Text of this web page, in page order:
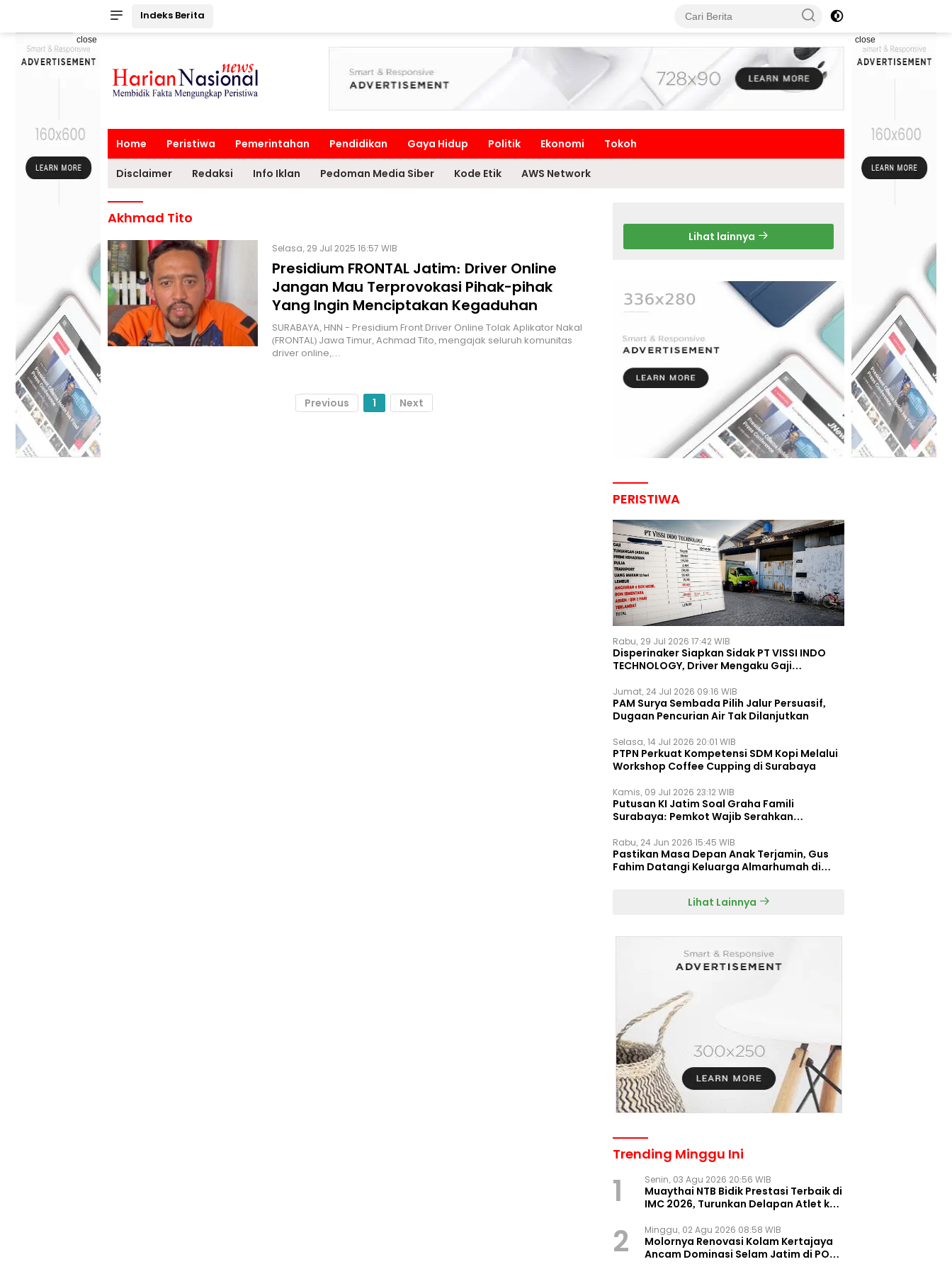
Indeks Berita
close close
Home Peristiwa Pemerintahan Pendidikan Gaya Hidup Politik Ekonomi Tokoh
Disclaimer Redaksi Info Iklan Pedoman Media Siber Kode Etik AWS Network
Akhmad Tito
Selasa, 29 Jul 2025 16:57 WIB
Presidium FRONTAL Jatim: Driver Online
Jangan Mau Terprovokasi Pihak-pihak
Yang Ingin Menciptakan Kegaduhan
SURABAYA, HNN - Presidium Front Driver Online Tolak Aplikator Nakal
(FRONTAL) Jawa Timur, Achmad Tito, mengajak seluruh komunitas
driver online,…
Previous 1 Next
Lihat lainnya
PERISTIWA
Rabu, 29 Jul 2026 17:42 WIB
Disperinaker Siapkan Sidak PT VISSI INDO
TECHNOLOGY, Driver Mengaku Gaji
Jumat, 24 Jul 2026 09:16 WIB
PAM Surya Sembada Pilih Jalur Persuasif,
Dugaan Pencurian Air Tak Dilanjutkan
Selasa, 14 Jul 2026 20:01 WIB
PTPN Perkuat Kompetensi SDM Kopi Melalui
Workshop Coffee Cupping di Surabaya
Kamis, 09 Jul 2026 23:12 WIB
Putusan KI Jatim Soal Graha Famili
Surabaya: Pemkot Wajib Serahkan
Rabu, 24 Jun 2026 15:45 WIB
Pastikan Masa Depan Anak Terjamin, Gus
Fahim Datangi Keluarga Almarhumah di
Lihat Lainnya
Trending Minggu Ini
1 Senin, 03 Agu 2026 20:56 WIB
Muaythai NTB Bidik Prestasi Terbaik di
IMC 2026, Turunkan Delapan Atlet ke
2 Minggu, 02 Agu 2026 08:58 WIB
Molornya Renovasi Kolam Kertajaya
Ancam Dominasi Selam Jatim di PON